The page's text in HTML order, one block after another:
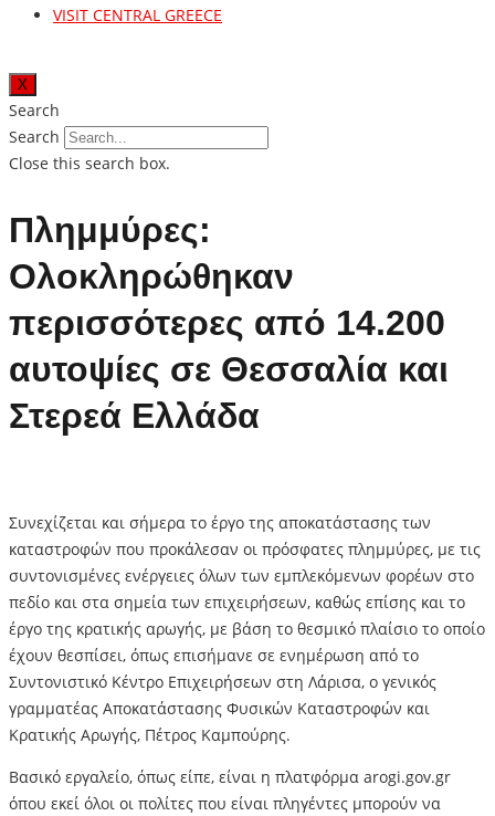
VISIT CENTRAL GREECE
X
Search
Search
Close this search box.
Πλημμύρες:
Ολοκληρώθηκαν
περισσότερες από 14.200
αυτοψίες σε Θεσσαλία και
Στερεά Ελλάδα
Συνεχίζεται και σήμερα το έργο της αποκατάστασης των
καταστροφών που προκάλεσαν οι πρόσφατες πλημμύρες, με τις
συντονισμένες ενέργειες όλων των εμπλεκόμενων φορέων στο
πεδίο και στα σημεία των επιχειρήσεων, καθώς επίσης και το
έργο της κρατικής αρωγής, με βάση το θεσμικό πλαίσιο το οποίο
έχουν θεσπίσει, όπως επισήμανε σε ενημέρωση από το
Συντονιστικό Κέντρο Επιχειρήσεων στη Λάρισα, ο γενικός
γραμματέας Αποκατάστασης Φυσικών Καταστροφών και
Κρατικής Αρωγής, Πέτρος Καμπούρης.
Βασικό εργαλείο, όπως είπε, είναι η πλατφόρμα arogi.gov.gr
όπου εκεί όλοι οι πολίτες που είναι πληγέντες μπορούν να